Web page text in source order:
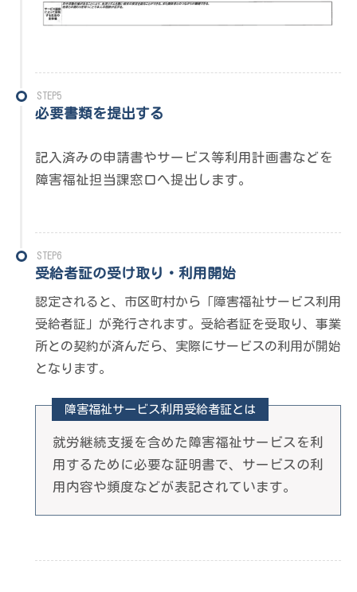
STEP5
必要書類を提出する
記入済みの申請書やサービス等利用計画書などを
障害福祉担当課窓口へ提出します。
STEP6
受給者証の受け取り・利用開始
認定されると、市区町村から「障害福祉サービス利用
受給者証」が発行されます。受給者証を受取り、事業
所との契約が済んだら、実際にサービスの利用が開始
となります。
障害福祉サービス利用受給者証とは
就労継続支援を含めた障害福祉サービスを利
用するために必要な証明書で、サービスの利
用内容や頻度などが表記されています。